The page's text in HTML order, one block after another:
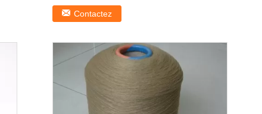
m...
Contactez